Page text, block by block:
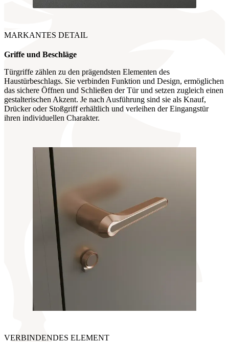
MARKANTES DETAIL
Griffe und Beschläge
Türgriffe zählen zu den prägendsten Elementen des
Haustürbeschlags. Sie verbinden Funktion und Design, ermöglichen
das sichere Öffnen und Schließen der Tür und setzen zugleich einen
gestalterischen Akzent. Je nach Ausführung sind sie als Knauf,
Drücker oder Stoßgriff erhältlich und verleihen der Eingangstür
ihren individuellen Charakter.
VERBINDENDES ELEMENT